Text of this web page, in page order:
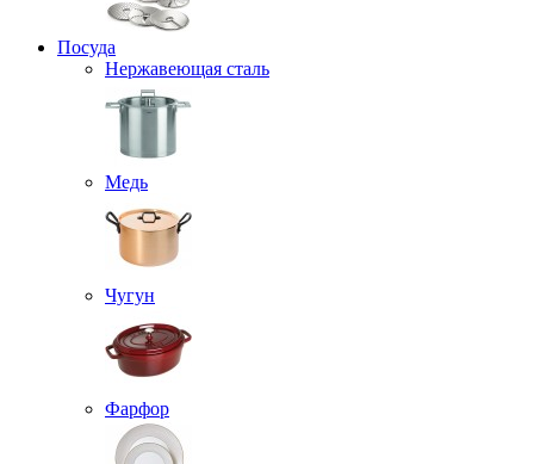
Посуда
Нержавеющая сталь
Медь
Чугун
Фарфор